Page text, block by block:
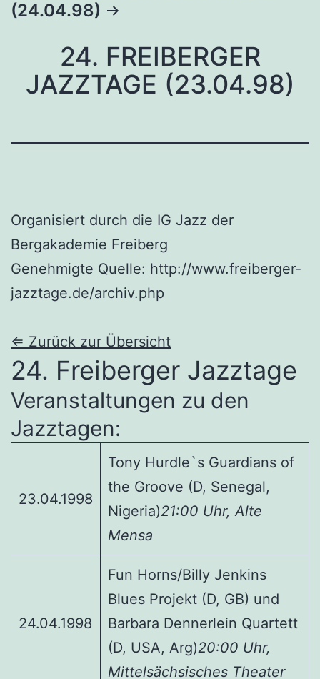
(24.04.98)
24. FREIBERGER
JAZZTAGE (23.04.98)
Organisiert durch die IG Jazz der
Bergakademie Freiberg
Genehmigte Quelle: http://www.freiberger-
jazztage.de/archiv.php
⇐ Zurück zur Übersicht
24. Freiberger Jazztage
Veranstaltungen zu den
Jazztagen:
23.04.1998
Tony Hurdle`s Guardians of
the Groove (D, Senegal,
Nigeria)21:00 Uhr, Alte
Mensa
24.04.1998
Fun Horns/Billy Jenkins
Blues Projekt (D, GB) und
Barbara Dennerlein Quartett
(D, USA, Arg)20:00 Uhr,
Mittelsächsisches Theater